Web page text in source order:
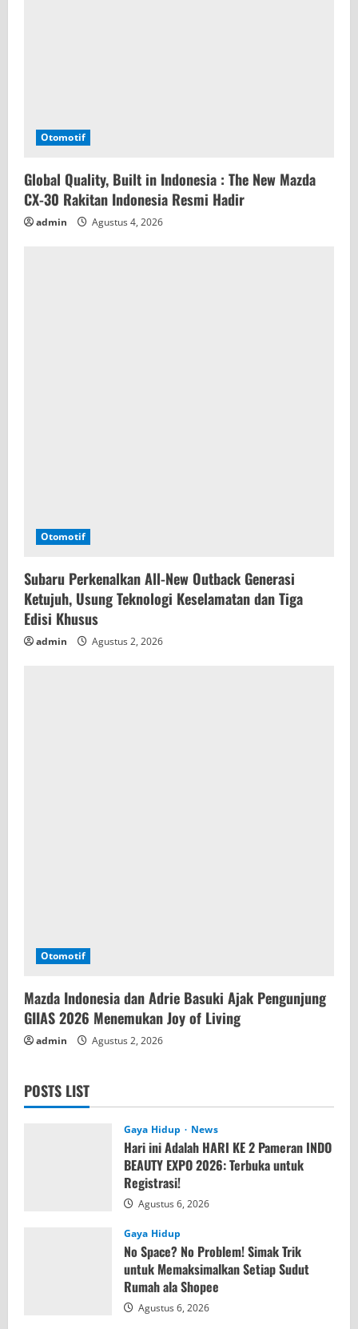
Otomotif
Global Quality, Built in Indonesia : The New Mazda
CX-30 Rakitan Indonesia Resmi Hadir
admin Agustus 4, 2026
Otomotif
Subaru Perkenalkan All-New Outback Generasi
Ketujuh, Usung Teknologi Keselamatan dan Tiga
Edisi Khusus
admin Agustus 2, 2026
Otomotif
Mazda Indonesia dan Adrie Basuki Ajak Pengunjung
GIIAS 2026 Menemukan Joy of Living
admin Agustus 2, 2026
POSTS LIST
Gaya Hidup News
Hari ini Adalah HARI KE 2 Pameran INDO
BEAUTY EXPO 2026: Terbuka untuk
Registrasi!
Agustus 6, 2026
Gaya Hidup
No Space? No Problem! Simak Trik
untuk Memaksimalkan Setiap Sudut
Rumah ala Shopee
Agustus 6, 2026